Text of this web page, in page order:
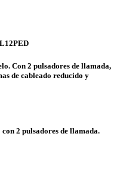
Con 2 pulsadores de llamada,
de cableado reducido y
2 pulsadores de llamada.